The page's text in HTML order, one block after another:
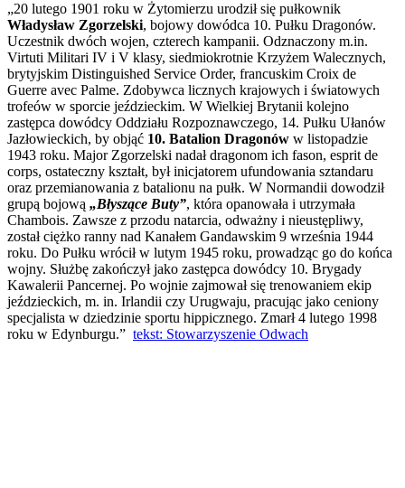
„20 lutego 1901 roku w Żytomierzu urodził się pułkownik
Władysław Zgorzelski, bojowy dowódca 10. Pułku Dragonów.
Uczestnik dwóch wojen, czterech kampanii. Odznaczony m.in.
Virtuti Militari IV i V klasy, siedmiokrotnie Krzyżem Walecznych,
brytyjskim Distinguished Service Order, francuskim Croix de
Guerre avec Palme. Zdobywca licznych krajowych i światowych
trofeów w sporcie jeździeckim. W Wielkiej Brytanii kolejno
zastępca dowódcy Oddziału Rozpoznawczego, 14. Pułku Ułanów
Jazłowieckich, by objąć 10. Batalion Dragonów w listopadzie
1943 roku. Major Zgorzelski nadał dragonom ich fason, esprit de
corps, ostateczny kształt, był inicjatorem ufundowania sztandaru
oraz przemianowania z batalionu na pułk. W Normandii dowodził
grupą bojową „Błyszące Buty”, która opanowała i utrzymała
Chambois. Zawsze z przodu natarcia, odważny i nieustępliwy,
został ciężko ranny nad Kanałem Gandawskim 9 września 1944
roku. Do Pułku wrócił w lutym 1945 roku, prowadząc go do końca
wojny. Służbę zakończył jako zastępca dowódcy 10. Brygady
Kawalerii Pancernej. Po wojnie zajmował się trenowaniem ekip
jeździeckich, m. in. Irlandii czy Urugwaju, pracując jako ceniony
specjalista w dziedzinie sportu hippicznego. Zmarł 4 lutego 1998
roku w Edynburgu.” tekst: Stowarzyszenie Odwach